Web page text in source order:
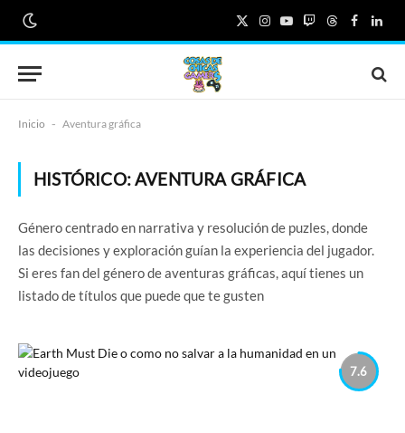
X
(Twitter)
Instagram
YouTube
TwitchThreads
Inicio - Aventura gráfica
HISTÓRICO:AVENTURA GRÁFICA
Género centrado en narrativa y resolución de puzles, donde
las decisiones y exploración guían la experiencia del jugador.
Si eres fan del género de aventuras gráficas, aquí tienes un
listado de títulos que puede que te gusten
7.6